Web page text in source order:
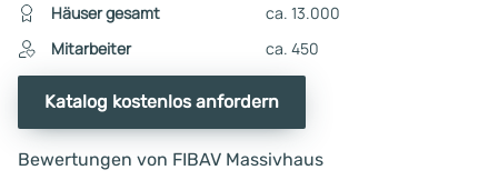
Häuser gesamt
ca. 13.000
Mitarbeiter
ca. 450
Katalog kostenlos anfordern
Bewertungen von FIBAV Massivhaus